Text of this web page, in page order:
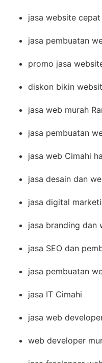
jasa website
jasa pembuatan
promo jasa
diskon bikin
jasa web murah
jasa pembuatan
jasa web Cimahi
jasa desain dan
jasa digital
jasa branding dan
jasa SEO dan
jasa pembuatan
jasa IT Cimahi
jasa web
web developer